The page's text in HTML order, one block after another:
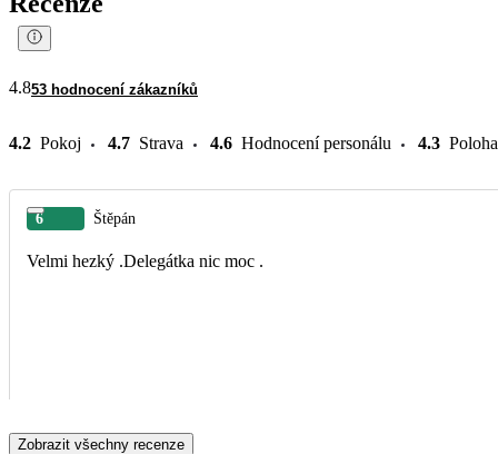
4.853 hodnocení zákazníků
4.2 Pokoj 4.7 Strava 4.6 Hodnocení personálu 4.3 Poloha
6 Štěpán
Velmi hezký .Delegátka nic moc .
Zobrazit všechny recenze